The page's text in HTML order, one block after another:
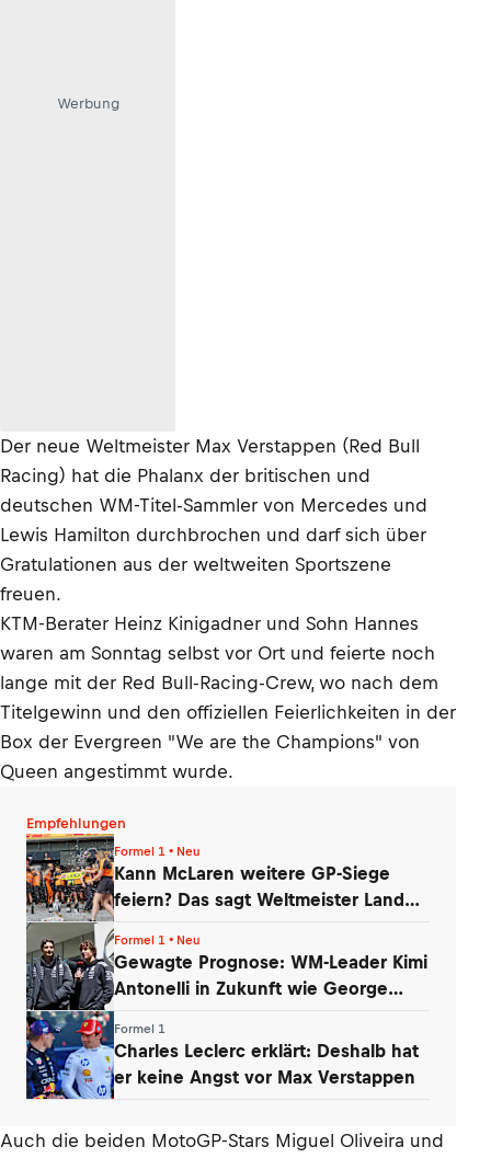
Werbung
Der neue Weltmeister Max Verstappen (Red Bull
Racing) hat die Phalanx der britischen und
deutschen WM-Titel-Sammler von Mercedes und
Lewis Hamilton durchbrochen und darf sich über
Gratulationen aus der weltweiten Sportszene
freuen.
KTM-Berater Heinz Kinigadner und Sohn Hannes
waren am Sonntag selbst vor Ort und feierte noch
lange mit der Red Bull-Racing-Crew, wo nach dem
Titelgewinn und den offiziellen Feierlichkeiten in der
Box der Evergreen "We are the Champions" von
Queen angestimmt wurde.
Empfehlungen
Formel 1 • Neu
Kann McLaren weitere GP-Siege
feiern? Das sagt Weltmeister Lando
Formel 1 • Neu
Gewagte Prognose: WM-Leader Kimi
Antonelli in Zukunft wie George
Formel 1
Charles Leclerc erklärt: Deshalb hat
er keine Angst vor Max Verstappen
Auch die beiden MotoGP-Stars Miguel Oliveira und